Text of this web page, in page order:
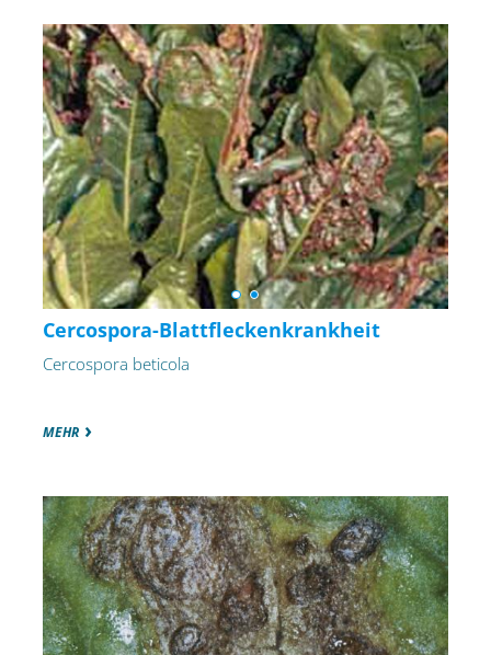
Cercospora-Blattfleckenkrankheit
Cercospora beticola
MEHR